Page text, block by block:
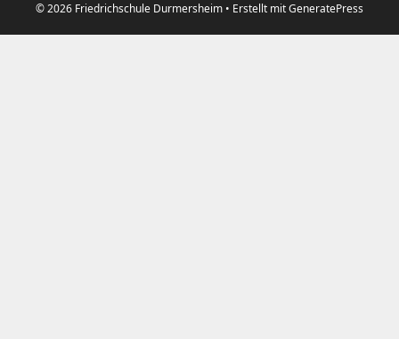
© 2026 Friedrichschule Durmersheim • Erstellt mitGeneratePress